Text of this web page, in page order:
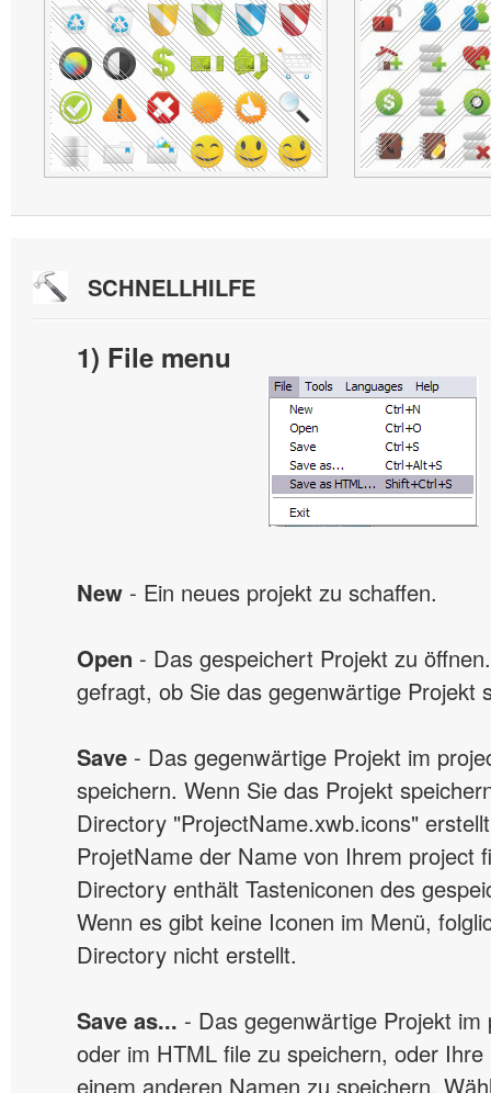
SCHNELLHILFE
1) File menu
New - Ein neues projekt zu schaffen.
Open - Das gespeichert Projekt zu
gefragt, ob Sie das gegenwärtige Projekt
Save - Das gegenwärtige Projekt im
speichern. Wenn Sie das Projekt
Directory "ProjectName.xwb.icons"
ProjetName der Name von Ihrem project
Directory enthält Tasteniconen des
Wenn es gibt keine Iconen im Menü,
Directory nicht erstellt.
Save as... - Das gegenwärtige Projekt
oder im HTML file zu speichern, oder
einem anderen Namen zu speichern.